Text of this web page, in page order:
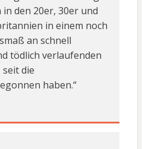
den 20er, 30er und
in einem noch
an schnell
tödlich verlaufenden
die
haben.“